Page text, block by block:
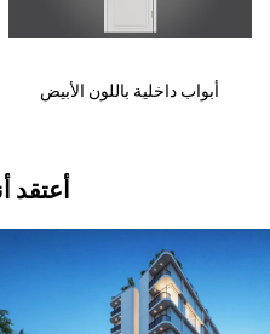
أبواب داخلية باللون الأبيض
أعتقد